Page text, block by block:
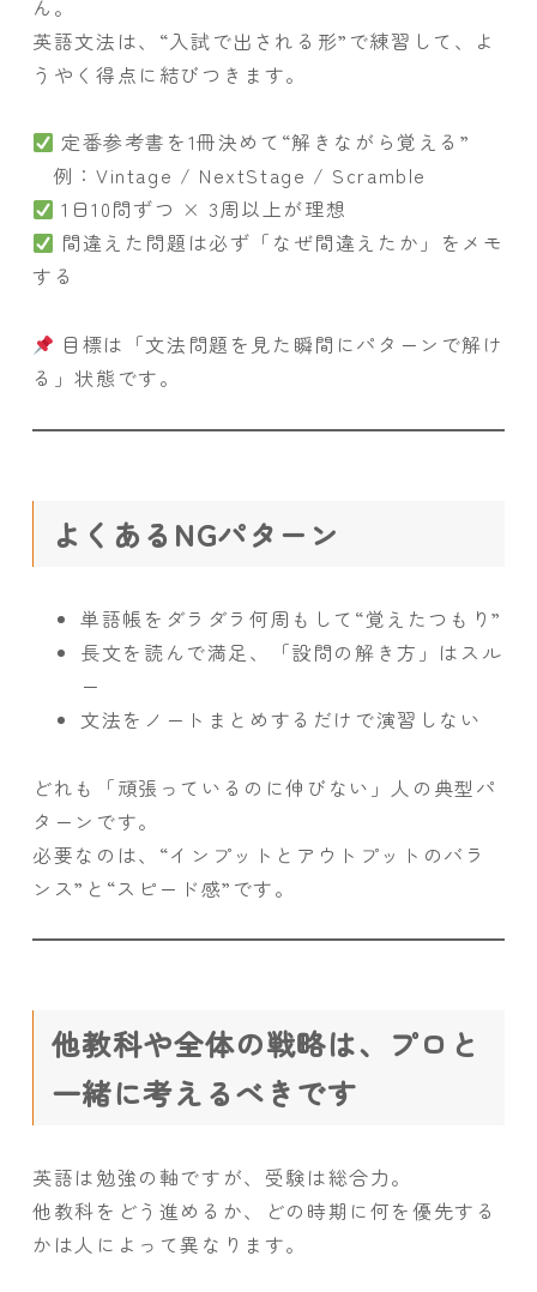
ん。
英語文法は、“入試で出される形”で練習して、よ
うやく得点に結びつきます。
定番参考書を1冊決めて“解きながら覚える”
例：Vintage / NextStage / Scramble
1日10問ずつ × 3周以上が理想
間違えた問題は必ず「なぜ間違えたか」をメモ
する
目標は「文法問題を見た瞬間にパターンで解け
る」状態です。
よくあるNGパターン
単語帳をダラダラ何周もして“覚えたつもり”
長文を読んで満足、「設問の解き方」はスル
ー
文法をノートまとめするだけで演習しない
どれも「頑張っているのに伸びない」人の典型パ
ターンです。
必要なのは、“インプットとアウトプットのバラ
ンス”と“スピード感”です。
他教科や全体の戦略は、プロと
一緒に考えるべきです
英語は勉強の軸ですが、受験は総合力。
他教科をどう進めるか、どの時期に何を優先する
かは人によって異なります。